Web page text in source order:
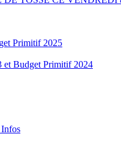
Primitif 2025
et Budget Primitif 2024